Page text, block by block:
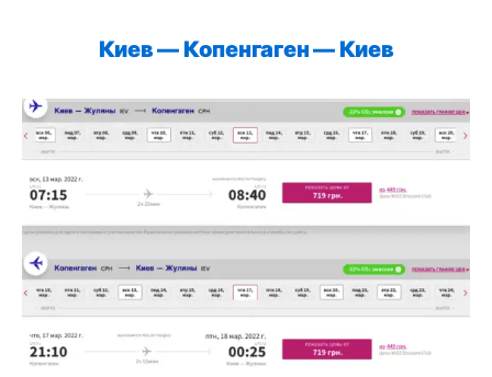
Киев — Копенгаген — Киев